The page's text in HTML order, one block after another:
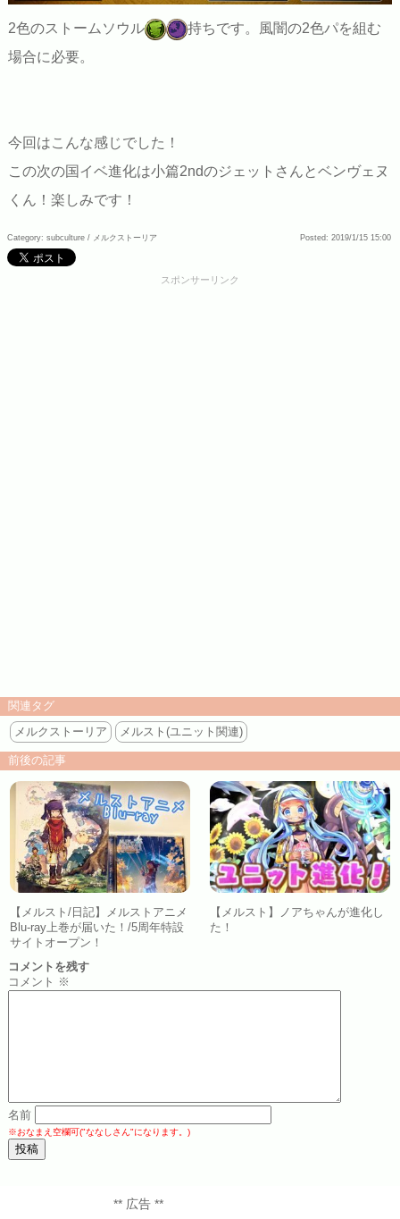
2色のストームソウル
持ちです。風闇の2色パを組む
場合に必要。
今回はこんな感じでした！
この次の国イベ進化は小篇2ndのジェットさんとベンヴェヌ
くん！楽しみです！
Category: subculture / メルクストーリア Posted: 2019/1/15 15:00
スポンサーリンク
関連タグ
メルクストーリア
メルスト(ユニット関連)
前後の記事
【メルスト/日記】メルストアニメ
Blu-ray上巻が届いた！/5周年特設
サイトオープン！
【メルスト】ノアちゃんが進化し
た！
コメントを残す
コメント ※
名前
※おなまえ空欄可("ななしさん"になります。)
** 広告 **